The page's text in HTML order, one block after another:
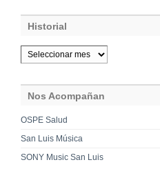
Historial
Nos Acompañan
OSPE Salud
San Luis Música
SONY Music San Luis